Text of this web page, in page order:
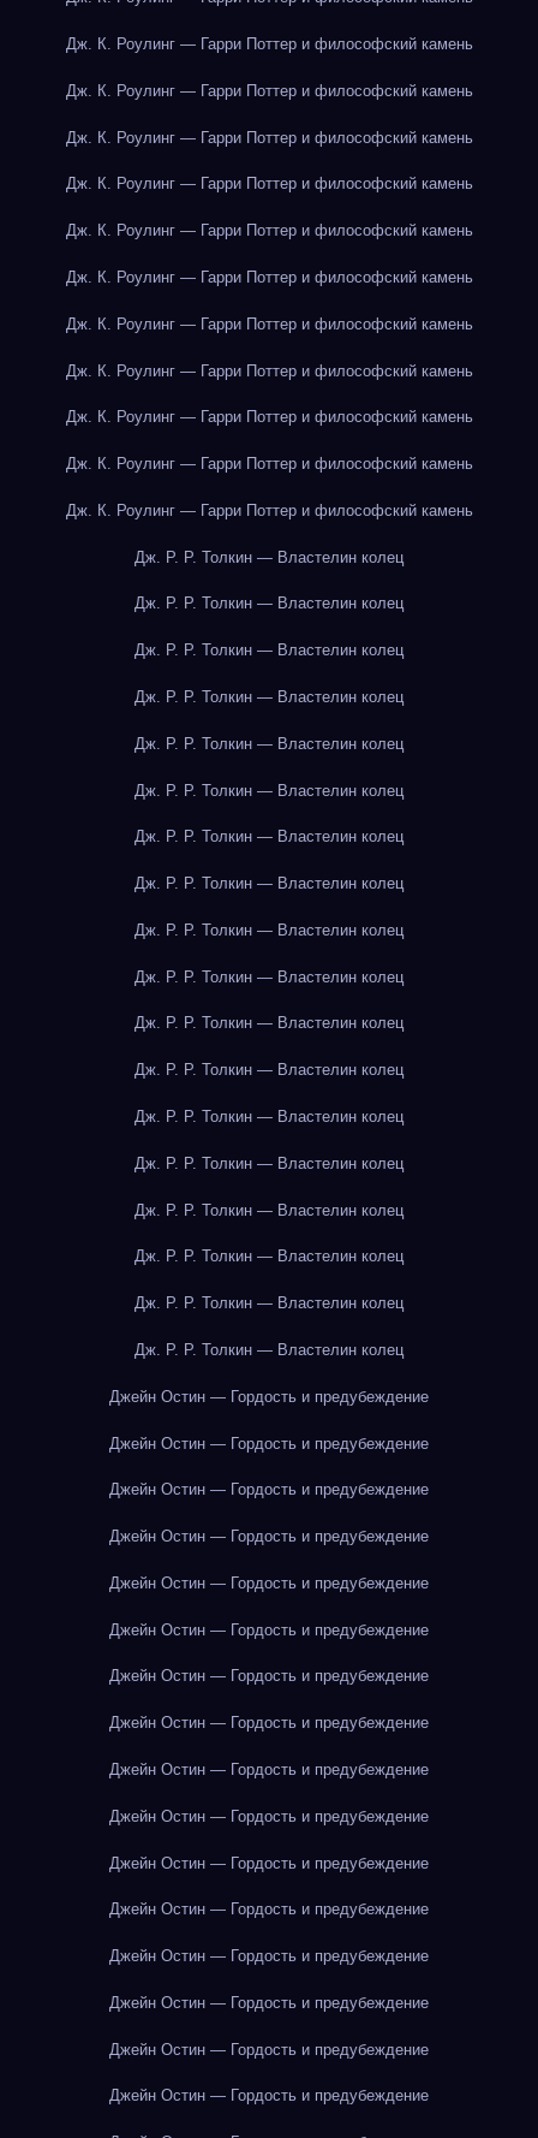
Дж. К. Роулинг — Гарри Поттер и философский камень
Дж. К. Роулинг — Гарри Поттер и философский камень
Дж. К. Роулинг — Гарри Поттер и философский камень
Дж. К. Роулинг — Гарри Поттер и философский камень
Дж. К. Роулинг — Гарри Поттер и философский камень
Дж. К. Роулинг — Гарри Поттер и философский камень
Дж. К. Роулинг — Гарри Поттер и философский камень
Дж. К. Роулинг — Гарри Поттер и философский камень
Дж. К. Роулинг — Гарри Поттер и философский камень
Дж. К. Роулинг — Гарри Поттер и философский камень
Дж. К. Роулинг — Гарри Поттер и философский камень
Дж. Р. Р. Толкин — Властелин колец
Дж. Р. Р. Толкин — Властелин колец
Дж. Р. Р. Толкин — Властелин колец
Дж. Р. Р. Толкин — Властелин колец
Дж. Р. Р. Толкин — Властелин колец
Дж. Р. Р. Толкин — Властелин колец
Дж. Р. Р. Толкин — Властелин колец
Дж. Р. Р. Толкин — Властелин колец
Дж. Р. Р. Толкин — Властелин колец
Дж. Р. Р. Толкин — Властелин колец
Дж. Р. Р. Толкин — Властелин колец
Дж. Р. Р. Толкин — Властелин колец
Дж. Р. Р. Толкин — Властелин колец
Дж. Р. Р. Толкин — Властелин колец
Дж. Р. Р. Толкин — Властелин колец
Дж. Р. Р. Толкин — Властелин колец
Дж. Р. Р. Толкин — Властелин колец
Дж. Р. Р. Толкин — Властелин колец
Джейн Остин — Гордость и предубеждение
Джейн Остин — Гордость и предубеждение
Джейн Остин — Гордость и предубеждение
Джейн Остин — Гордость и предубеждение
Джейн Остин — Гордость и предубеждение
Джейн Остин — Гордость и предубеждение
Джейн Остин — Гордость и предубеждение
Джейн Остин — Гордость и предубеждение
Джейн Остин — Гордость и предубеждение
Джейн Остин — Гордость и предубеждение
Джейн Остин — Гордость и предубеждение
Джейн Остин — Гордость и предубеждение
Джейн Остин — Гордость и предубеждение
Джейн Остин — Гордость и предубеждение
Джейн Остин — Гордость и предубеждение
Джейн Остин — Гордость и предубеждение